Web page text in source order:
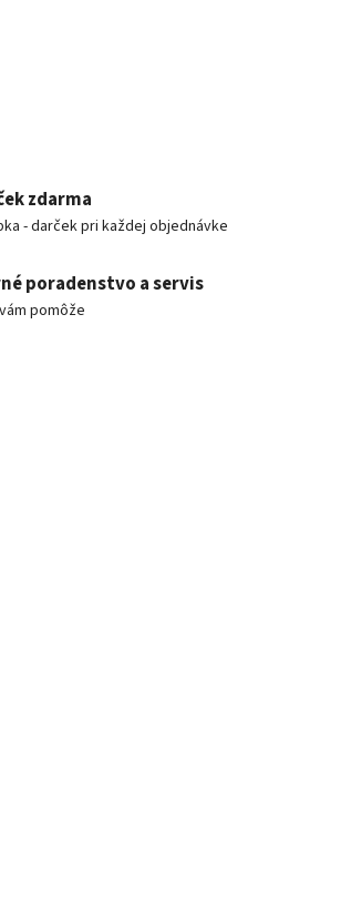
zdarma
- darček pri každej objednávke
poradenstvo a servis
pomôže